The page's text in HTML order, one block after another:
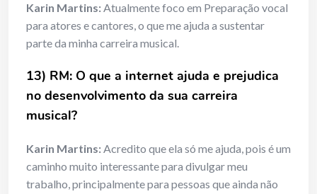
Karin Martins:Atualmente foco em Preparação vocal
para atores e cantores, o que me ajuda a sustentar
parte da minha carreira musical.
13) RM: O que a internet ajuda e prejudica
no desenvolvimento da sua carreira
musical?
Karin Martins:Acredito que ela só me ajuda, pois é um
caminho muito interessante para divulgar meu
trabalho, principalmente para pessoas que ainda não